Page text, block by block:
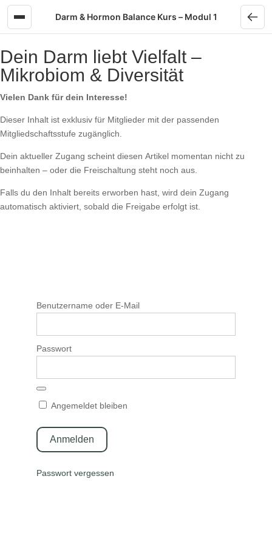
Skip to content
Dein Darm liebt Vielfalt –
Mikrobiom & Diversität
Vielen Dank für dein Interesse!
Dieser Inhalt ist exklusiv für Mitglieder mit der passenden
Mitgliedschaftsstufe zugänglich.
Dein aktueller Zugang scheint diesen Artikel momentan nicht zu
beinhalten – oder die Freischaltung steht noch aus.
Falls du den Inhalt bereits erworben hast, wird dein Zugang
automatisch aktiviert, sobald die Freigabe erfolgt ist.
Benutzername oder E-Mail
Passwort
Angemeldet bleiben
Passwort vergessen
Darm & Hormon Balance Kurs – Modul 1